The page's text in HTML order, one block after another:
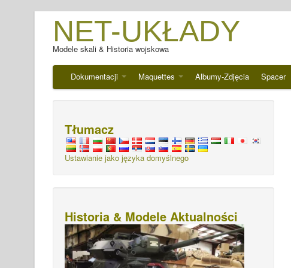
NET-UKŁADY
Modele skali & Historia wojskowa
Dokumentacji Maquettes Albumy-Zdjęcia Spacer
Tłumacz
Ustawianie jako języka domyślnego
Historia & Modele Aktualności